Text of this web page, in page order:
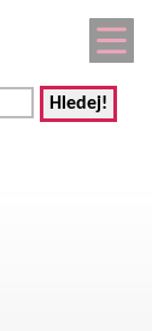
Hledej!